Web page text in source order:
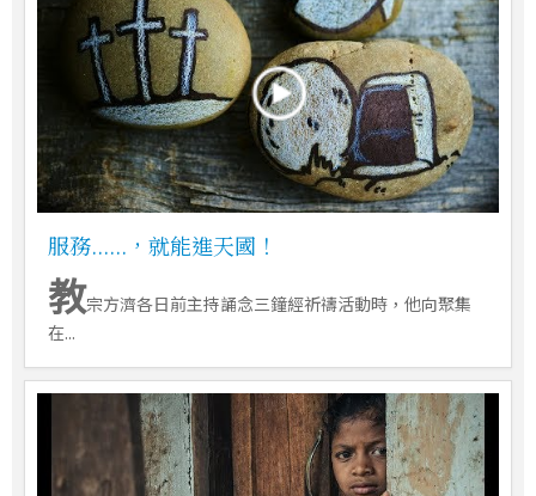
服務......，就能進天國！
教宗方濟各日前主持誦念三鐘經祈禱活動時，他向聚集
在...